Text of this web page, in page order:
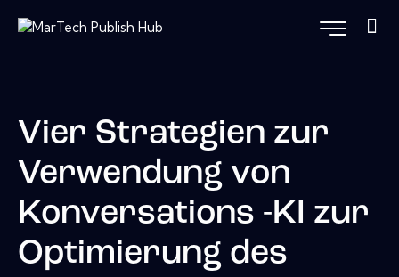
Vier Strategien zur
Verwendung von
Konversations -KI zur
Optimierung des